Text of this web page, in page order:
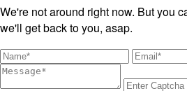
We're not around right now. But you
we'll get back to you, asap.